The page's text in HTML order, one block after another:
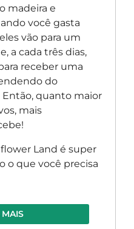
madeira e
você gasta
vão para um
a cada três dias,
receber uma
do
quanto maior
mais
Land é super
o que você precisa